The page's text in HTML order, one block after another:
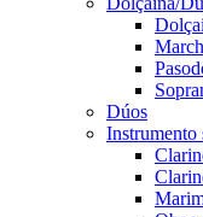
Dúos
Instrumento